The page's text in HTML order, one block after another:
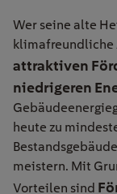
Wer seine alte
klimafreundliche
attraktiven
niedrigeren
heute zu
meistern. Mit
Vorteilen sind